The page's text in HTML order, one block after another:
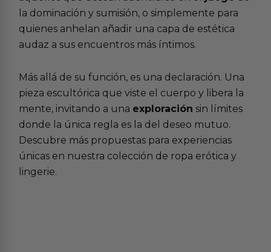
la dominación y sumisión, o simplemente para
quienes anhelan añadir una capa de estética
audaz a sus encuentros más íntimos.
Más allá de su función, es una declaración. Una
pieza escultórica que viste el cuerpo y libera la
mente, invitando a una exploración sin límites
donde la única regla es la del deseo mutuo.
Descubre más propuestas para experiencias
únicas en nuestra colección de ropa erótica y
lingerie.